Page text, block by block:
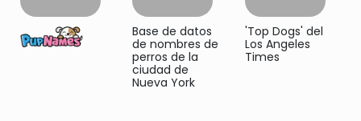
Base de datos
de nombres de
perros de la
ciudad de
Nueva York
'Top Dogs' del
Los Angeles
Times